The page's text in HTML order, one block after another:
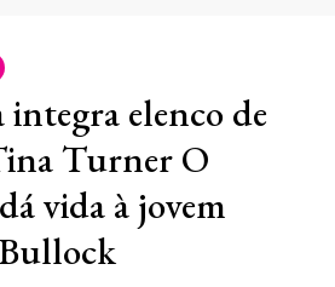
elenco de
Turner O
vida à jovem